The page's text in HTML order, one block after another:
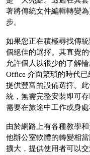
著將傳統文件編輯轉變
步。
如果您正在積極尋找傳
個絕佳的選擇。其直覺
允許個人以很少的了解
Office 介面繁瑣的時代
提供豐富的設備選擇。
統，無需完整安裝即可
需要在旅途中工作或身
由於網路上有各種教學
他辦公室軟體的轉變相
擴大，提供使用者可以